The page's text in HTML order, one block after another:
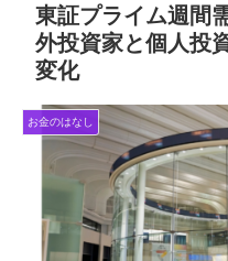
東証プライム週間
外投資家と個人投
変化
お金のはなし